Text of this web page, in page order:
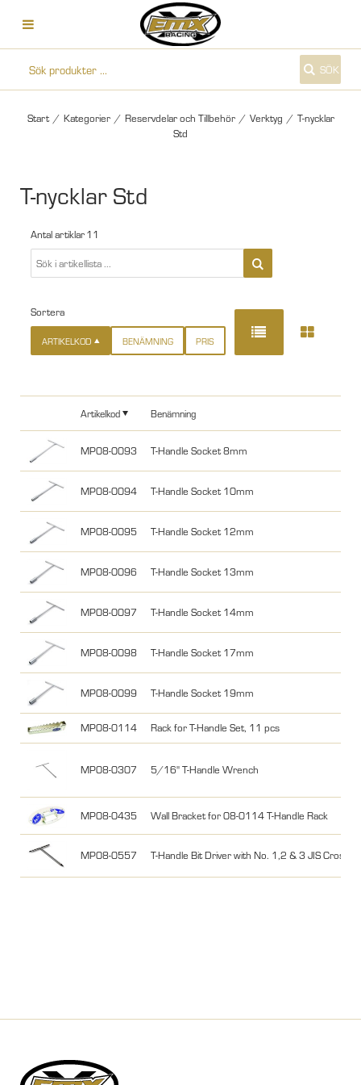
SÖK
Start / Kategorier / Reservdelar och Tillbehör / Verktyg / T-nycklar
Std
T-nycklar Std
Antal artiklar11
Sortera
ARTIKELKOD BENÄMNING PRIS
Artikelkod Benämning
MP08-0093 T-Handle Socket 8mm
MP08-0094 T-Handle Socket 10mm
MP08-0095 T-Handle Socket 12mm
MP08-0096 T-Handle Socket 13mm
MP08-0097 T-Handle Socket 14mm
MP08-0098 T-Handle Socket 17mm
MP08-0099 T-Handle Socket 19mm
MP08-0114 Rack for T-Handle Set, 11 pcs
MP08-0307 5/16" T-Handle Wrench
MP08-0435 Wall Bracket for 08-0114 T-Handle Rack
MP08-0557 T-Handle Bit Driver with No. 1,2 & 3 JIS Cross-